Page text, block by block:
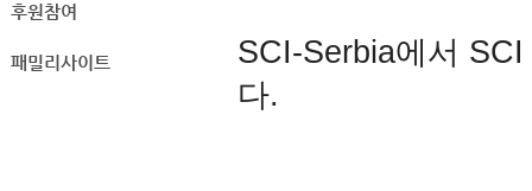
후원참여
패밀리사이트
SCI-Serbia에서
다.